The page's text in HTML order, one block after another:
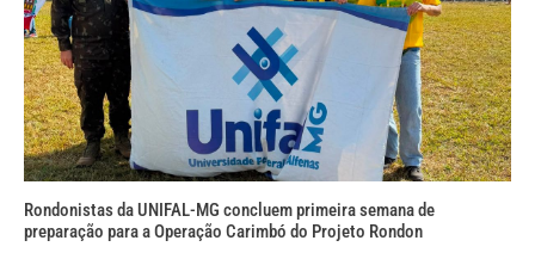
Rondonistas da UNIFAL-MG concluem primeira semana de
preparação para a Operação Carimbó do Projeto Rondon